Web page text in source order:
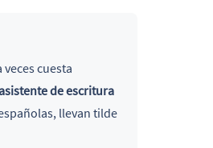
veces cuesta
de escritura
llevan tilde